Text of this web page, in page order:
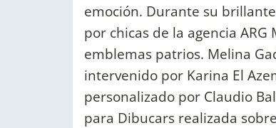
emoción. Durante su
por chicas de la agencia
emblemas patrios. Melina
intervenido por Karina El
personalizado por Claudio
para Dibucars realizada